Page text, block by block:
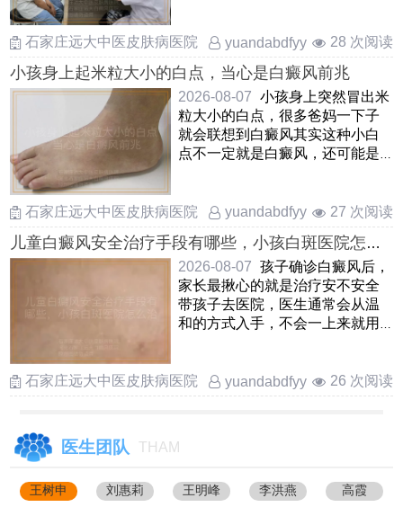
石家庄远大中医皮肤病医院
yuandabdfyy 28 次阅读
小孩身上起米粒大小的白点，当心是白癜风前兆
2026-08-07 小孩身上突然冒出米
粒大小的白点，很多爸妈一下子
就会联想到白癜风其实这种小白
点不一定就是白癜风，还可能是
石家庄远大中医皮肤病医院 yuandabdfyy 27 次阅读
儿童白癜风安全治疗手段有哪些，小孩白斑医院怎么
治安全，孩子患上白癜风如何安全治疗
2026-08-07 孩子确诊白癜风后，
家长最揪心的就是治疗安不安全
带孩子去医院，医生通常会从温
和的方式入手，不会一上来就用
石家庄远大中医皮肤病医院
yuandabdfyy 26 次阅读
医生团队 THAM
王树申 刘惠莉 王明峰 李洪燕 高霞